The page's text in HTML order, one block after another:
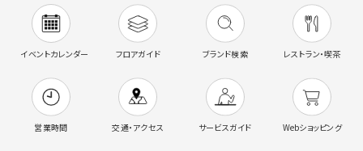
イベントカレンダー フロアガイド ブランド検索 レストラン・喫茶
営業時間 交通・アクセス サービスガイド Webショッピング